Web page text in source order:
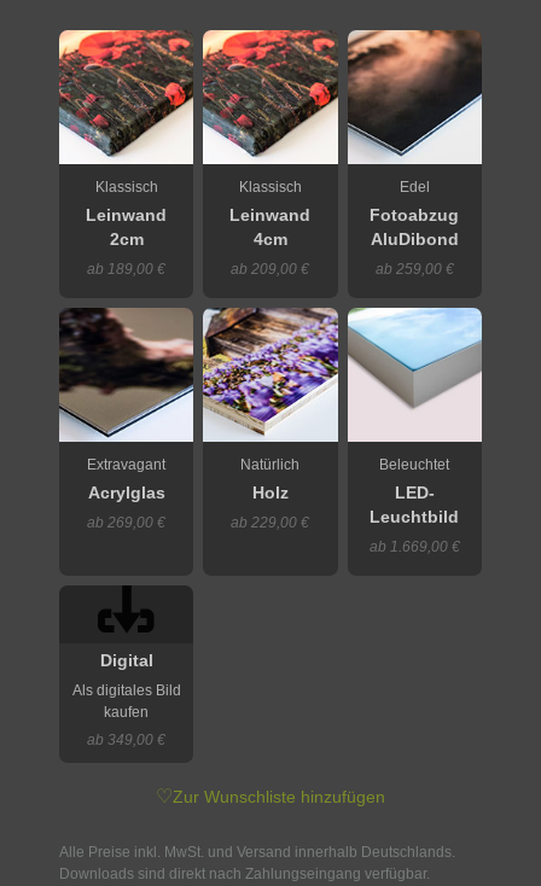
Klassisch
Leinwand
2cm
ab 189,00 €
Klassisch
Leinwand
4cm
ab 209,00 €
Edel
Fotoabzug
AluDibond
ab 259,00 €
Extravagant
Acrylglas
ab 269,00 €
Natürlich
Holz
ab 229,00 €
Beleuchtet
LED-
Leuchtbild
ab 1.669,00 €
Digital
Als digitales Bild
kaufen
ab 349,00 €
♡Zur Wunschliste hinzufügen
Alle Preise inkl. MwSt. und Versand innerhalb Deutschlands.
Downloads sind direkt nach Zahlungseingang verfügbar.